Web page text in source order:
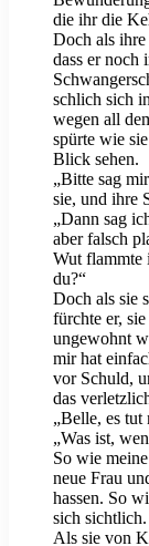
die ihr die
Doch als
dass er noch
schlich sich
wegen all
spürte wie
Blick sehen.
„Bitte sag
sie, und ihre
„Dann sag
aber falsch
Wut flammte
du?“
Doch als sie
fürchte er,
ungewohnt
mir hat
vor Schuld,
das
„Belle, es
„Was ist,
So wie
neue Frau
hassen. So
sich sichtlich.
Als sie von